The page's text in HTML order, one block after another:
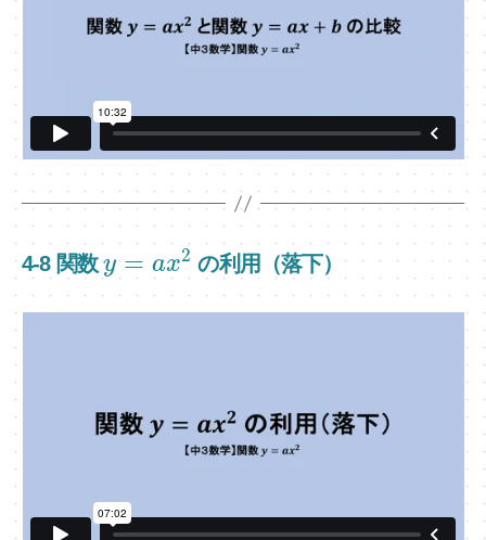
4-8 関数y = ax2 の利用（落下）